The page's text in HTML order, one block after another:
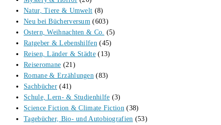
Natur, Tiere & Umwelt (8)
Neu bei Bücherversum (603)
Ostern, Weihnachten & Co. (5)
Ratgeber & Lebenshilfen (45)
Reisen, Länder & Städte (13)
Reiseromane (21)
Romane & Erzählungen (83)
Sachbücher (41)
Schule, Lern- & Studienhilfe (3)
Science Fiction & Climate Fiction (38)
Tagebücher, Bio- und Autobiografien (53)